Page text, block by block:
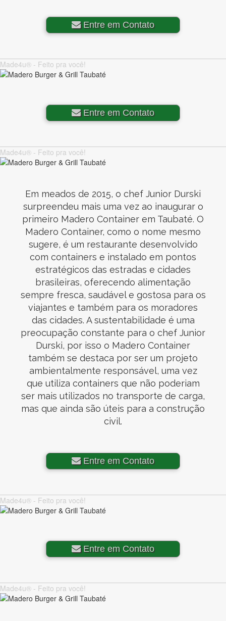
Entre em Contato
Made4u® - Feito pra você!
Entre em Contato
Made4u® - Feito pra você!
Em meados de 2015, o chef Junior Durski
surpreendeu mais uma vez ao inaugurar o
primeiro Madero Container em Taubaté. O
Madero Container, como o nome mesmo
sugere, é um restaurante desenvolvido
com containers e instalado em pontos
estratégicos das estradas e cidades
brasileiras, oferecendo alimentação
sempre fresca, saudável e gostosa para os
viajantes e também para os moradores
das cidades. A sustentabilidade é uma
preocupação constante para o chef Junior
Durski, por isso o Madero Container
também se destaca por ser um projeto
ambientalmente responsável, uma vez
que utiliza containers que não poderiam
ser mais utilizados no transporte de carga,
mas que ainda são úteis para a construção
civil.
Entre em Contato
Made4u® - Feito pra você!
Entre em Contato
Made4u® - Feito pra você!